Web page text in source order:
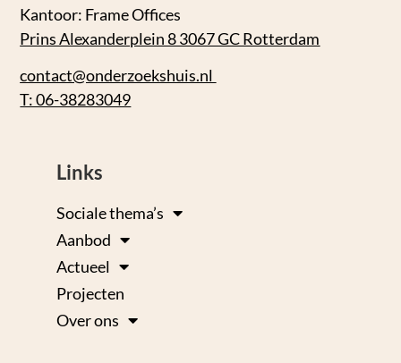
Kantoor: Frame Offices
Prins Alexanderplein 8 3067 GC Rotterdam
contact@onderzoekshuis.nl
T: 06-38283049
Links
Sociale thema’s
Aanbod
Actueel
Projecten
Over ons